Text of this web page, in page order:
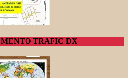
TRAFIC DX